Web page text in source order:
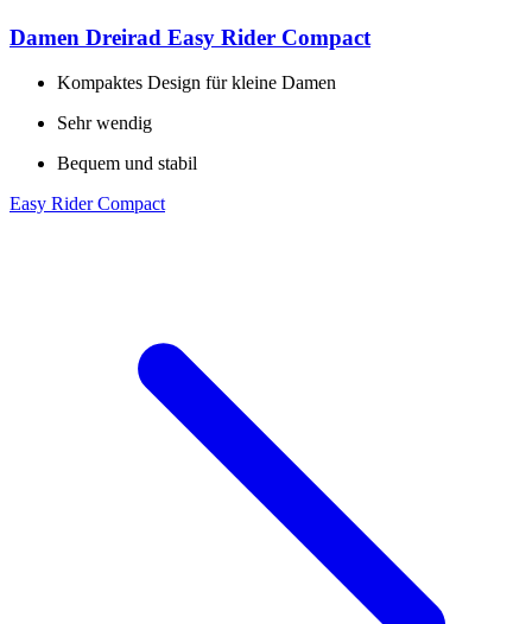
Damen Dreirad Easy Rider Compact
Kompaktes Design für kleine Damen
Sehr wendig
Bequem und stabil
Easy Rider Compact